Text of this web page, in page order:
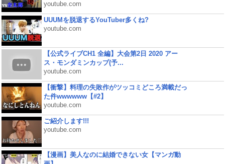
youtube.com
UUUMを脱退するYouTuber多くね?
youtube.com
【公式ライブCH1 全編】大会第2日 2020 アー
ス・モンダミンカップ(予...
youtube.com
【衝撃】料理の失敗作がツッコミどころ満載だっ
た件wwwwww【#2】
youtube.com
ご紹介します!!!
youtube.com
【漫画】美人なのに結婚できない女【マンガ動